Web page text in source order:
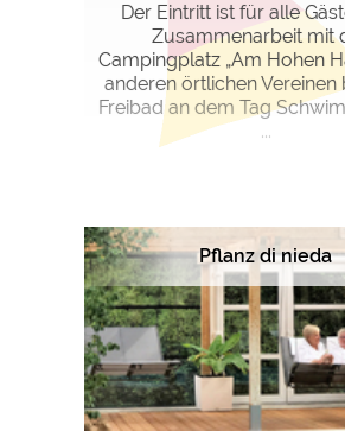
Der Eintritt ist für alle
Zusammenarbeit mit
Campingplatz „Am Hohen
anderen örtlichen Vereinen
Freibad an dem Tag
...
Pflanz di nieda